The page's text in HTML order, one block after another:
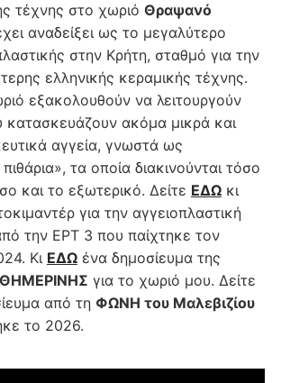
τέχνης στο χωριό Θραψανό
αναδείξει ως το μεγαλύτερο
στην Κρήτη, σταθμό για την
ελληνικής κεραμικής τέχνης.
εξακολουθούν να λειτουργούν
κατασκευάζουν ακόμα μικρά και
αγγεία, γνωστά ως
τα οποία διακινούνται τόσο
και το εξωτερικό. Δείτε ΕΔΩκι
για την αγγειοπλαστική
την ΕΡΤ 3 που παίχτηκε τον
Κι ΕΔΩένα δημοσίευμα της
για το χωριό μου. Δείτε
από τη ΦΩΝΗ του Μαλεβιζίου
το 2026.